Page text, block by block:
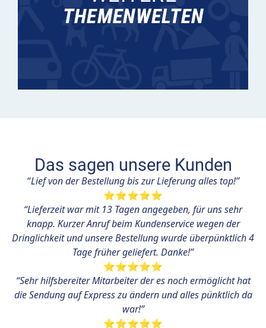
Das sagen unsere Kunden
“Lief von der Bestellung bis zur Lieferung alles top!”
⭐⭐⭐⭐⭐
“Lieferzeit war mit 13 Tagen angegeben, für uns sehr
knapp. Kurzer Anruf beim Kundenservice wegen der
Dringlichkeit und unsere Bestellung wurde überpünktlich 4
Tage früher geliefert. Danke!”
⭐⭐⭐⭐⭐
“Sehr hilfsbereiter Mitarbeiter der es noch ermöglicht hat
die Sendung auf Express zu ändern und alles pünktlich da
war!”
⭐⭐⭐⭐⭐